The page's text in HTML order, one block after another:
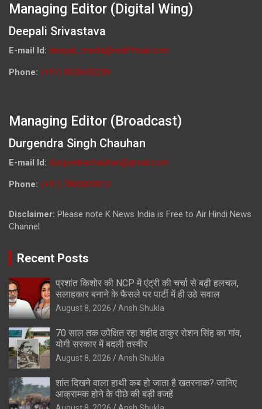
Managing Editor (Digital Wing)
Deepali Srivastava
E-mail Id: deepali_media@rediffmail.com
Phone: (+91) 9026692259
Managing Editor (Broadcast)
Durgendra Singh Chauhan
E-mail Id: durgendrachauhan@gmail.com
Phone: (+91) 7800009813
Disclaimer: Please note K News India is Free to Air Hindi News
Channel
Recent Posts
प्रशांत किशोर की NCP में एंट्री की चर्चा से बढ़ी हलचल,
सलाहकार बनाने के फैसले पर पार्टी में ही उठे सवाल
August 8, 2026 Ansh Shukla
70 साल तक उपेक्षित रहा शहीद ठाकुर रोशन सिंह का गांव,
योगी सरकार में बदली तस्वीर
August 8, 2026 Ansh Shukla
शांत दिखने वाला हाथी कब हो जाता है खतरनाक? जानिए
आक्रामक होने के पीछे की बड़ी वजहें